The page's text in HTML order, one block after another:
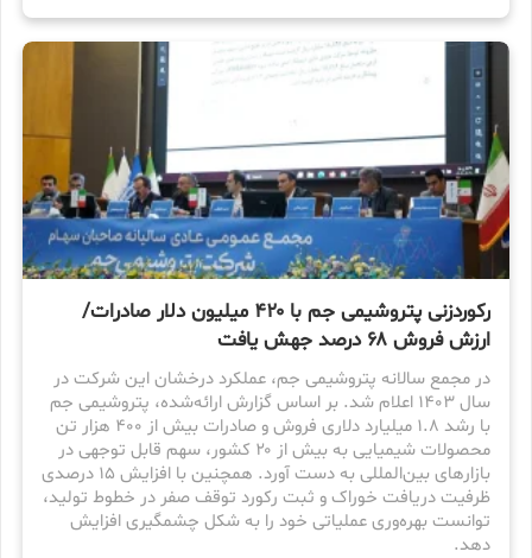
رکوردزنی پتروشیمی جم با ۴۲۰ میلیون دلار صادرات/
ارزش فروش ۶۸ درصد جهش یافت
در مجمع سالانه پتروشیمی جم، عملکرد درخشان این شرکت در
سال ۱۴۰۳ اعلام شد. بر اساس گزارش ارائه‌شده، پتروشیمی جم
با رشد ۱.۸ میلیارد دلاری فروش و صادرات بیش از ۴۰۰ هزار تن
محصولات شیمیایی به بیش از ۲۰ کشور، سهم قابل توجهی در
بازارهای بین‌المللی به دست آورد. همچنین با افزایش ۱۵ درصدی
ظرفیت دریافت خوراک و ثبت رکورد توقف صفر در خطوط تولید،
توانست بهره‌وری عملیاتی خود را به شکل چشمگیری افزایش
دهد.